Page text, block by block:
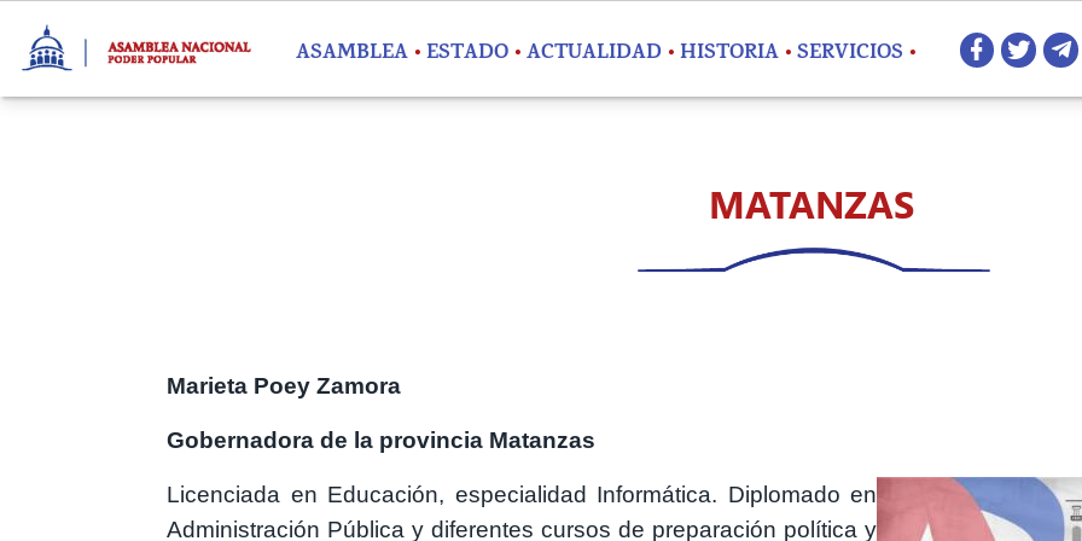
ASAMBLEA ESTADO ACTUALIDAD HISTORIA SERVICIOS
MATANZAS
Marieta Poey Zamora
Gobernadora de la provincia Matanzas
Licenciada en Educación, especialidad Informática. Diplomado en
Administración Pública y diferentes cursos de preparación política y